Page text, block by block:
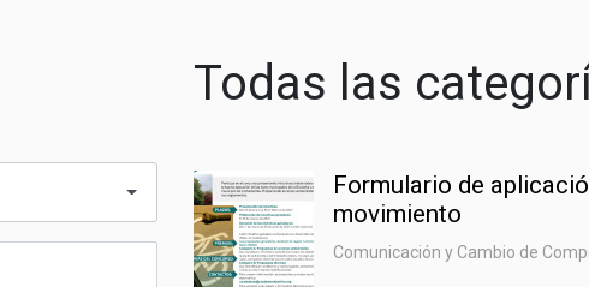
GESTIÓN DE RESIDUOS SÓLIDOS
ECO SAN
Todas las
Formulario de
movimiento
Comunicación y Cambio de